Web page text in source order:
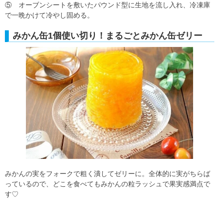
⑤ オーブンシートを敷いたパウンド型に生地を流し入れ、冷凍庫
で一晩かけて冷やし固める。
みかん缶1個使い切り！まるごとみかん缶ゼリー
みかんの実をフォークで粗く潰してゼリーに。全体的に実がちらば
っているので、どこを食べてもみかんの粒ラッシュで果実感満点で
す♡